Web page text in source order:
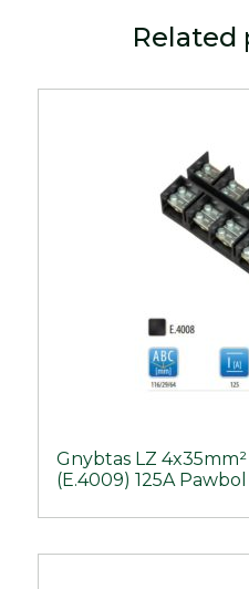
Related
Gnybtas LZ
(E.4009) 125A Pawbol